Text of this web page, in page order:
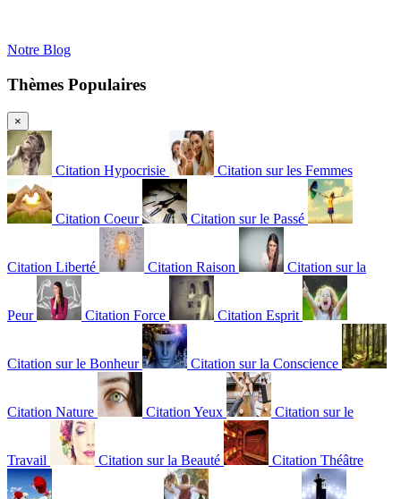
Notre Blog
Thèmes Populaires
×
Citation Hypocrisie Citation sur les Femmes
Citation Coeur Citation sur le Passé
Citation Liberté Citation Raison Citation sur la
Peur Citation Force Citation Esprit
Citation sur le Bonheur Citation sur la Conscience
Citation Nature Citation Yeux Citation sur le
Travail Citation sur la Beauté Citation Théâtre